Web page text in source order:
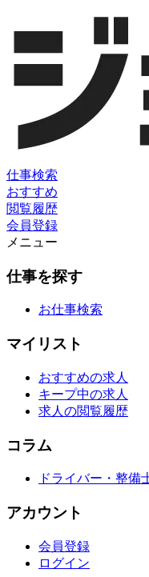
仕事検索
おすすめ
閲覧履歴
会員登録
メニュー
仕事を探す
お仕事検索
マイリスト
おすすめの求人
キープ中の求人
求人の閲覧履歴
コラム
ドライバー・整備
アカウント
会員登録
ログイン